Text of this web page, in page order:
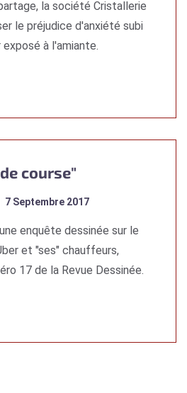
la société Cristallerie
le préjudice d'anxiété subi
exposé à l'amiante.
course"
7 Septembre 2017
enquête dessinée sur le
et "ses" chauffeurs,
17 de la Revue Dessinée.